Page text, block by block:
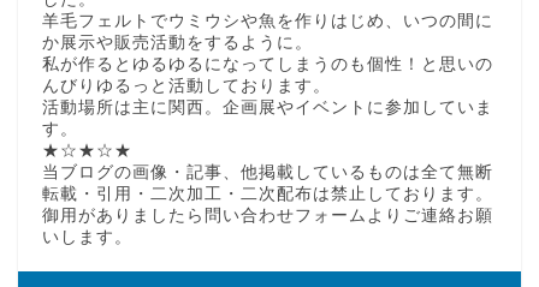
羊毛フェルトでウミウシや魚を作りはじめ、いつの間に
か展示や販売活動をするように。
私が作るとゆるゆるになってしまうのも個性！と思いの
んびりゆるっと活動しております。
活動場所は主に関西。企画展やイベントに参加していま
す。
★☆★☆★
当ブログの画像・記事、他掲載しているものは全て無断
転載・引用・二次加工・二次配布は禁止しております。
御用がありましたら問い合わせフォームよりご連絡お願
いします。